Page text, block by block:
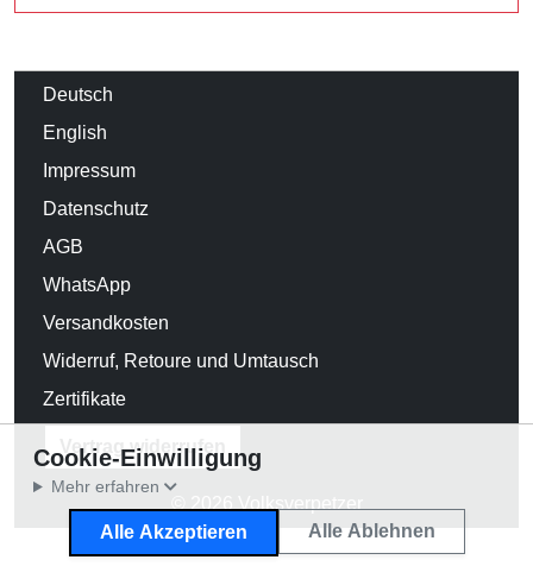
Deutsch
English
Impressum
Datenschutz
AGB
WhatsApp
Versandkosten
Widerruf, Retoure und Umtausch
Zertifikate
Vertrag widerrufen
© 2026 Volksverpetzer
Cookie-Einwilligung
Mehr erfahren
Alle Akzeptieren Alle Ablehnen